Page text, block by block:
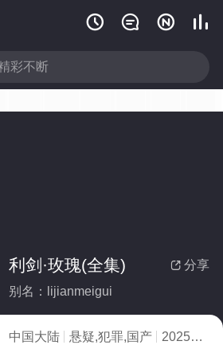
   
 分享
利剑·玫瑰(全集)
别名：lijianmeigui
中国大陆 悬疑,犯罪,国产 2025
8.0